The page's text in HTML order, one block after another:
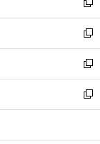
で
開
く
ド
ウ
で
開
く
ィ
ン
ド
ウ
で
開
く
い
ウ
ィ
ン
ド
ウ
で
開
新
し
い
ウ
ィ
ン
ド
ウ
開
新
し
い
ウ
ィ
ン
ウ
新
し
い
ウ
ン
新
し